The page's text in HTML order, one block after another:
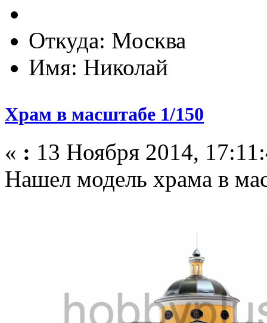
Откуда: Москва
Имя: Николай
Храм в масштабе 1/150
« : 13 Ноября 2014,
Нашел модель храма в